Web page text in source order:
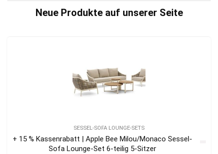
Neue Produkte auf unserer Seite
SESSEL-SOFA LOUNGE-SETS
+ 15 % Kassenrabatt | Apple Bee Milou/Monaco Sessel-
Sofa Lounge-Set 6-teilig 5-Sitzer